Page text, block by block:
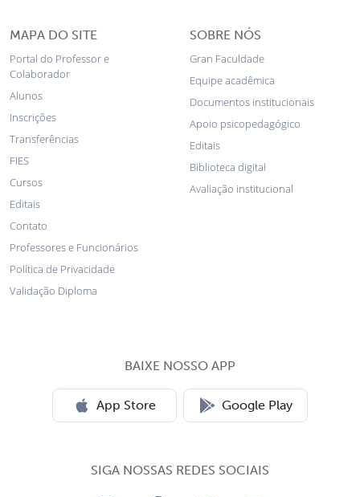
MAPA DO SITE
Portal do Professor e
Colaborador
Alunos
Inscrições
Transferências
FIES
Cursos
Editais
Contato
Professores e Funcionários
Política de Privacidade
Validação Diploma
SOBRE NÓS
Gran Faculdade
Equipe acadêmica
Documentos institucionais
Apoio psicopedagógico
Editais
Biblioteca digital
Avaliação institucional
BAIXE NOSSO APP
App Store Google Play
SIGA NOSSAS REDES SOCIAIS